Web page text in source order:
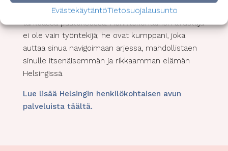
EvästekäytäntöTietosuojalausunto
palveluita, jotka voivat auttaa sinua tässä
tärkeässä päätöksessä. Henkilökohtainen avustaja
ei ole vain työntekijä; he ovat kumppani, joka
auttaa sinua navigoimaan arjessa, mahdollistaen
sinulle itsenäisemmän ja rikkaamman elämän
Helsingissä.
Lue lisää Helsingin henkilökohtaisen avun
palveluista täältä.